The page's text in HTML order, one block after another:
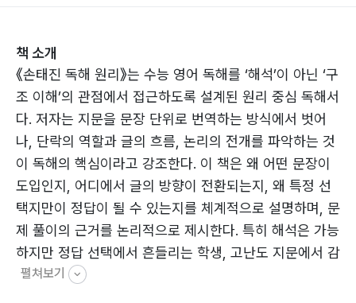
책 소개
《손태진 독해 원리》는 수능 영어 독해를 ‘해석’이 아닌 ‘구
조 이해’의 관점에서 접근하도록 설계된 원리 중심 독해서
다. 저자는 지문을 문장 단위로 번역하는 방식에서 벗어
나, 단락의 역할과 글의 흐름, 논리의 전개를 파악하는 것
이 독해의 핵심이라고 강조한다. 이 책은 왜 어떤 문장이
도입인지, 어디에서 글의 방향이 전환되는지, 왜 특정 선
택지만이 정답이 될 수 있는지를 체계적으로 설명하며, 문
제 풀이의 근거를 논리적으로 제시한다. 특히 해석은 가능
하지만 정답 선택에서 흔들리는 학생, 고난도 지문에서 감
에 의존하는 학생들에게 안정적인 독해 기준을 제공한다.
펼쳐보기